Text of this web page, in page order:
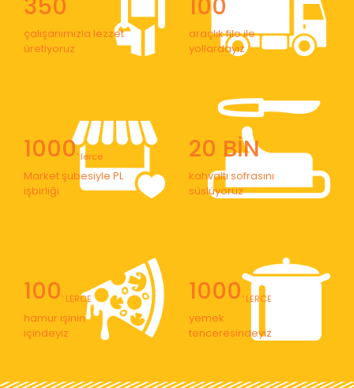
350
çalışanımızla lezzet
üretiyoruz
100
araçlık filo ile
yollardayız
1000' lerce
Market şubesiyle PL
işbirliği
20 BİN
kahvaltı sofrasını
süslüyoruz
100' LERCE
hamur işinin
içindeyiz
1000' LERCE
yemek
tenceresindeyiz